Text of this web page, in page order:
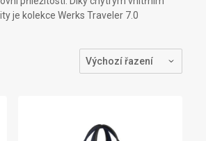
je kolekce Werks Traveler 7.0